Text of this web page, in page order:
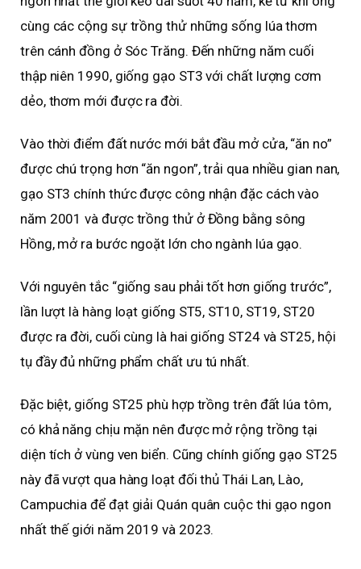
cùng các cộng sự trồng thử những sống lúa thơm
trên cánh đồng ở Sóc Trăng. Đến những năm cuối
thập niên 1990, giống gạo ST3 với chất lượng cơm
dẻo, thơm mới được ra đời.
Vào thời điểm đất nước mới bắt đầu mở cửa, “ăn no”
được chú trọng hơn “ăn ngon”, trải qua nhiều gian nan,
gạo ST3 chính thức được công nhận đặc cách vào
năm 2001 và được trồng thử ở Đồng bằng sông
Hồng, mở ra bước ngoặt lớn cho ngành lúa gạo.
Với nguyên tắc “giống sau phải tốt hơn giống trước”,
lần lượt là hàng loạt giống ST5, ST10, ST19, ST20
được ra đời, cuối cùng là hai giống ST24 và ST25, hội
tụ đầy đủ những phẩm chất ưu tú nhất.
Đặc biệt, giống ST25 phù hợp trồng trên đất lúa tôm,
có khả năng chịu mặn nên được mở rộng trồng tại
diện tích ở vùng ven biển. Cũng chính giống gạo ST25
này đã vượt qua hàng loạt đối thủ Thái Lan, Lào,
Campuchia để đạt giải Quán quân cuộc thi gạo ngon
nhất thế giới năm 2019 và 2023.